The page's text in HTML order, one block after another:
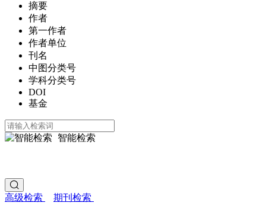
摘要
作者
第一作者
作者单位
刊名
中图分类号
学科分类号
DOI
基金
智能检索
高级检索 期刊检索